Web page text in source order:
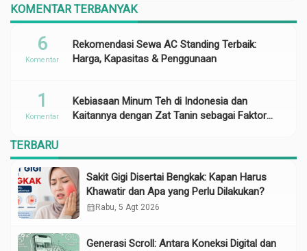
KOMENTAR TERBANYAK
Rekomendasi Sewa AC Standing Terbaik:
Harga, Kapasitas & Penggunaan
6
Komentar
Kebiasaan Minum Teh di Indonesia dan
Kaitannya dengan Zat Tanin sebagai Faktor
1
Komentar
TERBARU
Sakit Gigi Disertai Bengkak: Kapan Harus
Khawatir dan Apa yang Perlu Dilakukan?
calendar_month Rabu, 5 Agt 2026
Generasi Scroll: Antara Koneksi Digital dan